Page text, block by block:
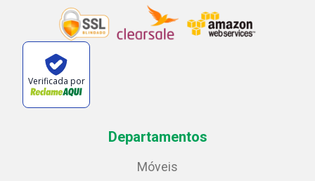
Verificada por
Departamentos
Móveis